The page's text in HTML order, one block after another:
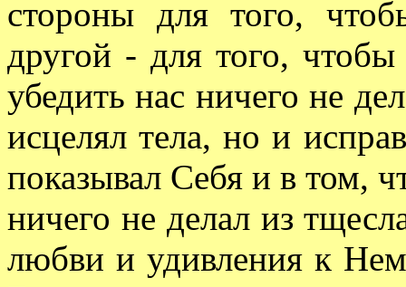
стороны для того,
другой - для того,
убедить нас ничего не
исцелял тела, но и
показывал Себя и в том,
ничего не делал из
любви и удивления к